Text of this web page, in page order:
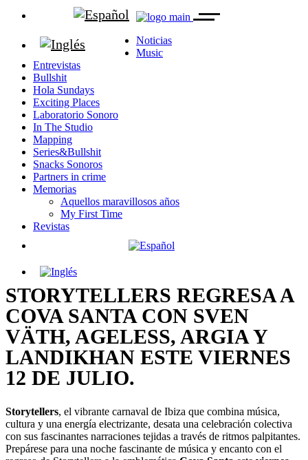
Noticias
Music
Entrevistas
Bullshit
Hola Sundays
Exciting Places
Laboratorio Sonoro
In The Studio
Mapping
Series&Bullshit
Snacks Sonoros
Partners in crime
Memorias
Aquellos maravillosos años
My First Time
Revistas
STORYTELLERS REGRESA A
COVA SANTA CON SVEN
VÄTH, AGELESS, ARGIA Y
LANDIKHAN ESTE VIERNES
12 DE JULIO.
Storytellers, el vibrante carnaval de Ibiza que combina música,
cultura y una energía electrizante, desata una celebración colectiva
con sus fascinantes narraciones tejidas a través de ritmos palpitantes.
Prepárese para una noche fascinante de música y encanto con el